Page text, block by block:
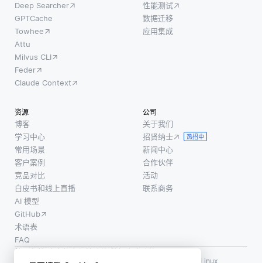
Deep Searcher
GPTCache
Towhee
Attu
Milvus CLI
Feder
Claude Context
性能测试
数据迁移
应用集成
资源
博客
学习中心
常用场景
客户案例
竞品对比
白皮书和线上直播
AI 模型
GitHub
术语表
FAQ
公司
关于我们
招贤纳士
热招中
新闻中心
合作伙伴
活动
联系商务
使用条款·个人信息保护政策·数据安全政策
LF AI、LF AI & Data、Milvus，以及相关的开源项目名称为 Linux